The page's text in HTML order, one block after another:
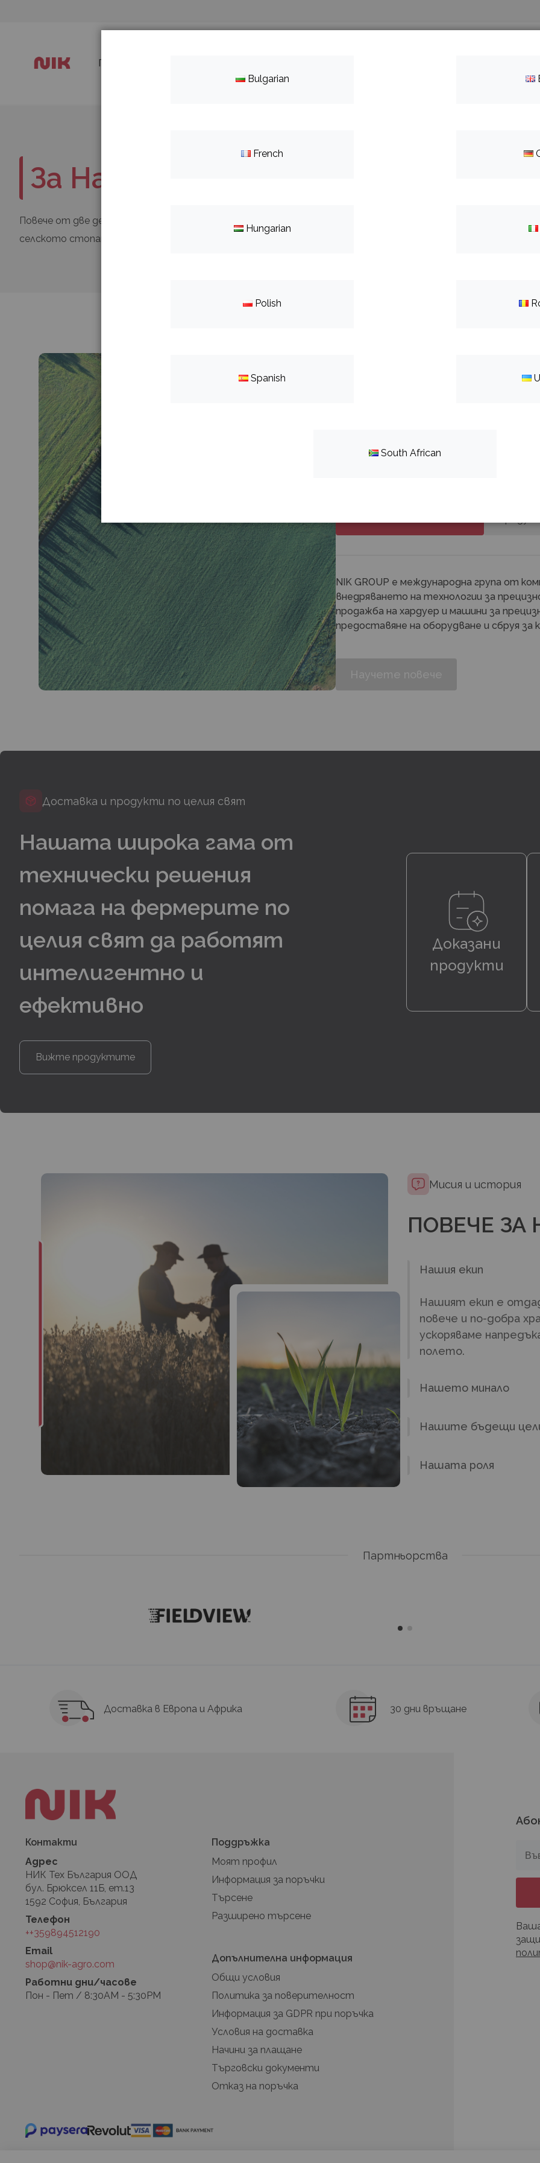
Главна страница
За Нас
Повече от две десетилетия работим върху модернизацията в областта на
селското стопанство. Нашият начин на мислене е GROW FORWARD.
селското стопанство. Нашата мисия е
NIK GROUP е международна група от
внедряването на технологии за
продажба на хардуер и машини за
предоставяне на оборудване и сбруя за
Доставка и продукти по целия свят
Нашата широка гама от
технически решения
помага на фермерите по
целия свят да работят
интелигентно и
ефективно
Вижте продуктите
Доказани
продукти
Мисия и история
ПОВЕЧЕ ЗА
Нашия екип
Нашият екип е
повече и по-добра
ускоряваме
полето.
Нашето минало
Нашите бъдещи
Нашата роля
Партньорства
Доставка в Европа и Африка 30 дни връщане
Контакти
Адрес
НИК Тех България ООД
бул. Брюксел 11Б, ет.13
1592 София, България
Телефон
++359894512190
Email
shop@nik-agro.com
Работни дни/часове
Пон - Пет / 8:30AM - 5:30PM
Поддръжка
Моят профил
Информация за поръчки
Търсене
Разширено търсене
Допълнителна информация
Общи условия
Политика за поверителност
Информация за GDPR при поръчка
Условия на доставка
Начини за плащане
Търговски документи
Отказ на поръчка
Bulgarian
French
Hungarian
Polish
Spanish
South African